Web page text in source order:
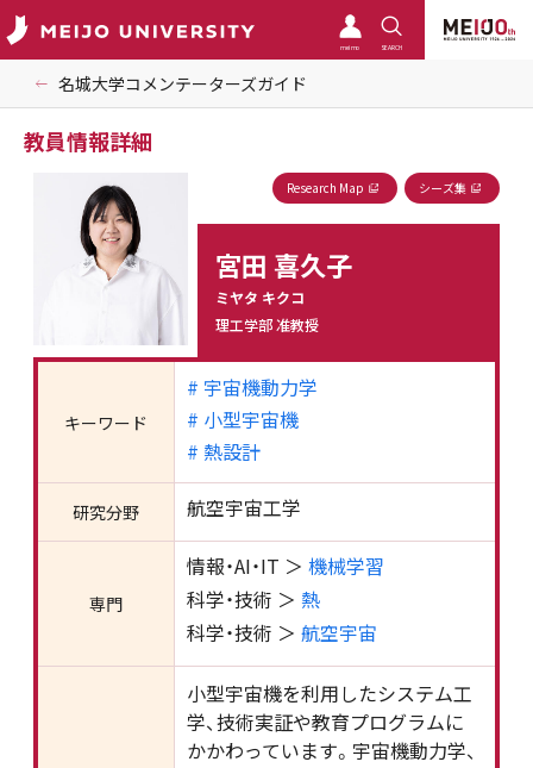
meimo SEARCH
名城大学コメンテーターズガイド
教員情報詳細
宮田 喜久子
ミヤタ キクコ
理工学部 准教授
Research Map シーズ集
キーワード
# 宇宙機動力学
# 小型宇宙機
# 熱設計
研究分野 航空宇宙工学
専門
情報・AI・IT ＞機械学習
科学・技術 ＞熱
科学・技術 ＞航空宇宙
小型宇宙機を利用したシステム工
学、技術実証や教育プログラムに
かかわっています。宇宙機動力学、